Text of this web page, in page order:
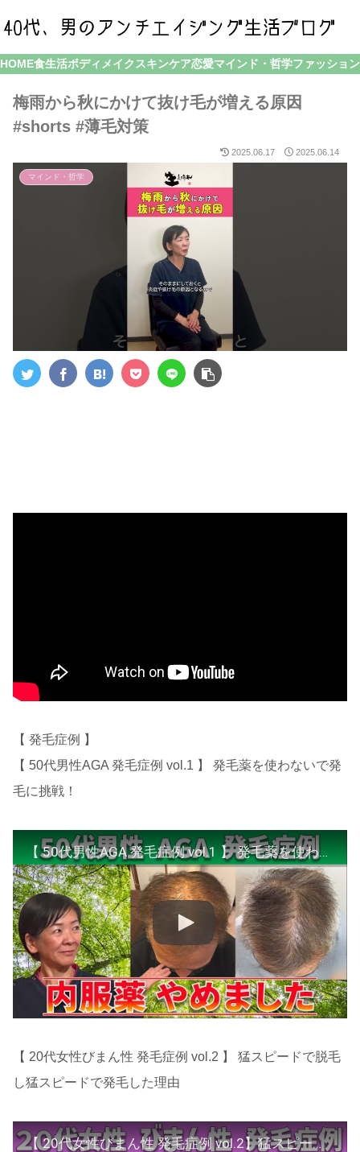
HOME食生活ボディメイク スキンケア恋愛マインド・哲学ファッション
梅雨から秋にかけて抜け毛が増える原因
#shorts #薄毛対策
2025.06.17 2025.06.14
マインド・哲学
【 発毛症例 】
【 50代男性AGA 発毛症例 vol.1 】 発毛薬を使わないで発
毛に挑戦！
【 50代男性AGA 発毛症例 vol.1 】 発毛薬を使わないで発毛に挑戦！
【 20代女性びまん性 発毛症例 vol.2 】 猛スピードで脱毛
し猛スピードで発毛した理由
【 20代女性びまん性 発毛症例 vol.2】猛スピードで脱毛し猛スピードで発毛した理由！